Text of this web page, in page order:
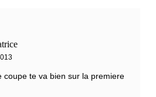
coupe te va bien sur la premiere